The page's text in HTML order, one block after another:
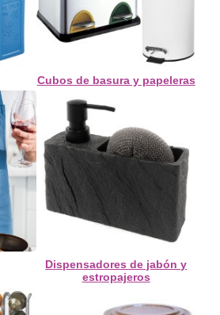
Cubos de basura y papeleras
Dispensadores de jabón y
estropajeros